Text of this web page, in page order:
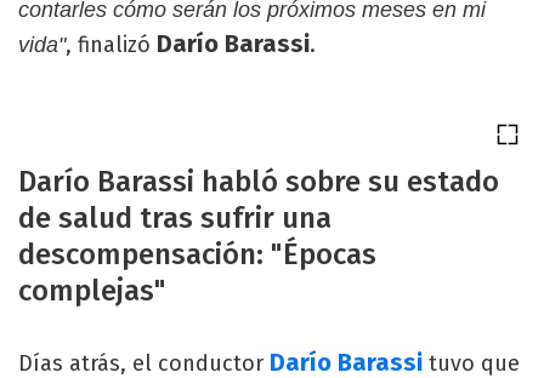
contarles cómo serán los próximos meses en mi
vida", finalizó Darío Barassi.
Darío Barassi habló sobre su estado
de salud tras sufrir una
descompensación: "Épocas
complejas"
Días atrás, el conductor Darío Barassi tuvo que